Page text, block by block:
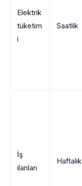
Elektrik
tüketim
i
Saatlik
İş
ilanları
Haftalık